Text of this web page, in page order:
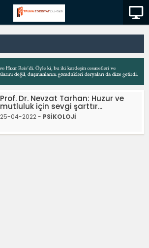
Prof. Dr. Nevzat Tarhan: Huzur ve
mutluluk için sevgi şarttır...
25-04-2022 - PSİKOLOJİ